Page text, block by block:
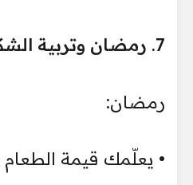
7. رمضان وتربية الشكر العملي
رمضان:
• يعلّمك قيمة الطعام